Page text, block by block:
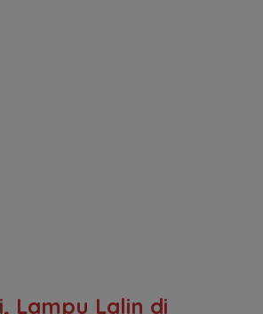
Lampu Lalin di